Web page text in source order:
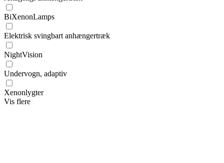
BiXenonLamps
Elektrisk svingbart anhængertræk
NightVision
Undervogn, adaptiv
Xenonlygter
Vis flere